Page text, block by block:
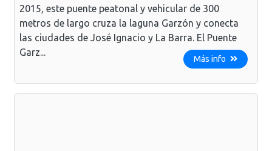
2015, este puente peatonal y vehicular de 300
metros de largo cruza la laguna Garzón y conecta
las ciudades de José Ignacio y La Barra. El Puente
Garz...
Más info